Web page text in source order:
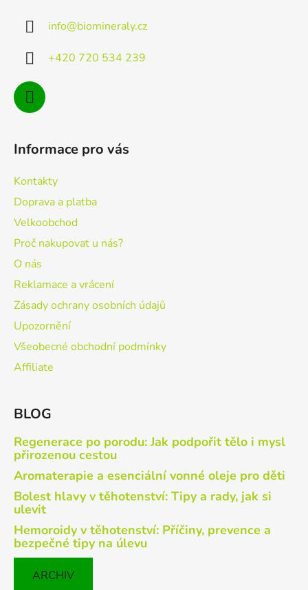
info@biomineraly.cz
+420 720 534 239
Informace pro vás
Kontakty
Doprava a platba
Velkoobchod
Proč nakupovat u nás?
O nás
Reklamace a vrácení
Zásady ochrany osobních údajů
Upozornění
Všeobecné obchodní podmínky
Affiliate
BLOG
Regenerace po porodu: Jak podpořit tělo i mysl
přirozenou cestou
Aromaterapie a esenciální vonné oleje pro děti
Bolest hlavy v těhotenství: Tipy a rady, jak si
ulevit
Hemoroidy v těhotenství: Příčiny, prevence a
bezpečné tipy na úlevu
ARCHIV